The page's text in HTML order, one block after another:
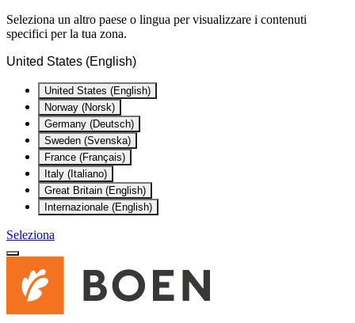
Seleziona un altro paese o lingua per visualizzare i contenuti
specifici per la tua zona.
United States (English)
United States (English)
Norway (Norsk)
Germany (Deutsch)
Sweden (Svenska)
France (Français)
Italy (Italiano)
Great Britain (English)
Internazionale (English)
Seleziona